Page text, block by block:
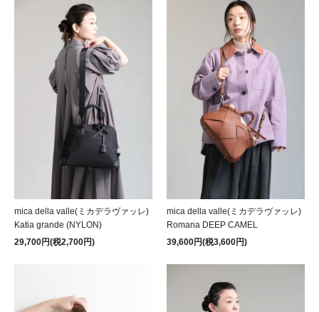
mica della valle(ミカデラヴァッレ)
Katia grande (NYLON)
29,700円(税2,700円)
mica della valle(ミカデラヴァッレ)
Romana DEEP CAMEL
39,600円(税3,600円)